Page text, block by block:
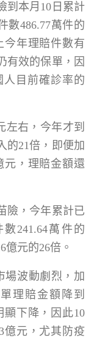
到本月10日累計
數486.77萬件的
今年理賠件數有
有效的保單，因
人目前確診率的
左右，今年才到
的21倍，即便加
元，理賠金額還
險，今年累計已
241.64萬件的
億元的26倍。
場波動劇烈，加
理賠金額降到
顯下降，因此10
億元，尤其防疫